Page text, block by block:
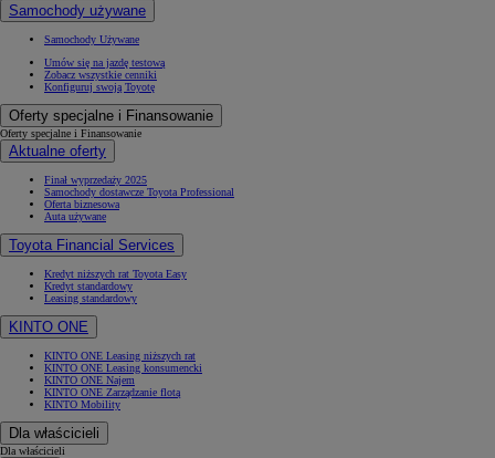
Samochody używane
Samochody Używane
Umów się na jazdę testową
Zobacz wszystkie cenniki
Konfiguruj swoją Toyotę
Oferty specjalne i Finansowanie
Oferty specjalne i Finansowanie
Aktualne oferty
Finał wyprzedaży 2025
Samochody dostawcze Toyota Professional
Oferta biznesowa
Auta używane
Toyota Financial Services
Kredyt niższych rat Toyota Easy
Kredyt standardowy
Leasing standardowy
KINTO ONE
KINTO ONE Leasing niższych rat
KINTO ONE Leasing konsumencki
KINTO ONE Najem
KINTO ONE Zarządzanie flotą
KINTO Mobility
Dla właścicieli
Dla właścicieli